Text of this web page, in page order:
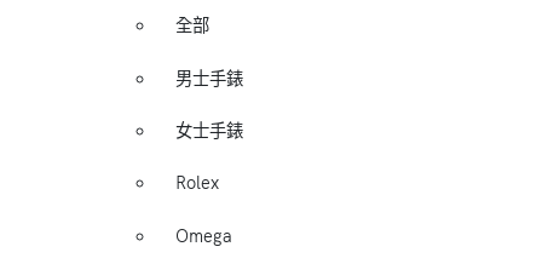
全部
男士手錶
女士手錶
Rolex
Omega